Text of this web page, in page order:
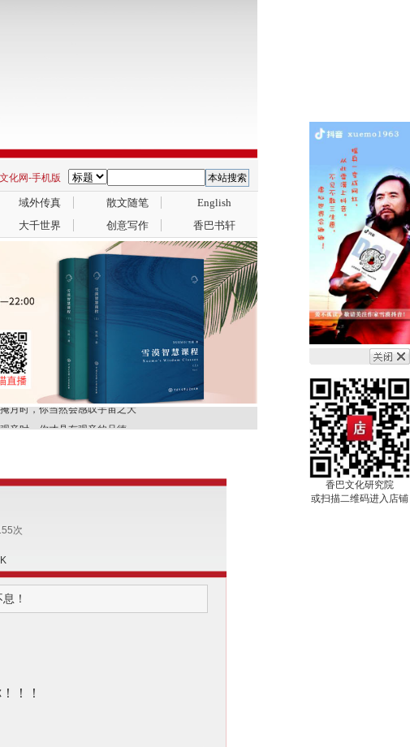
化网-手机版
域外传真 散文随笔
English
大千世界 创意写作 香巴书轩
天堂，那就是天堂
月时，你当然会感叹宇宙之大
必须是上等的容器。
一样，很快就会过去。
月时，你当然会感叹宇宙之大
音时，你才具有观音的品德。
想改变别人，先从改变自己开
一样，很快就会过去。
去打扰它
香巴文化研究院
或扫描二维码进入店铺
次
！​
！！